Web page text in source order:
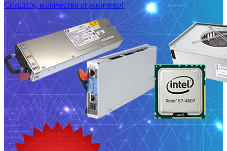
Спешите, количество ограничено!